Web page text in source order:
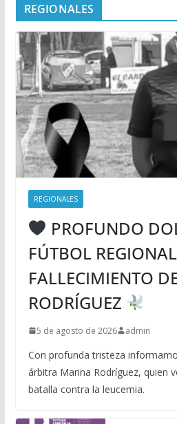
REGIONALES
REGIONALES
PROFUNDO
FÚTBOL
FALLECIMIENTO
RODRÍGUEZ
5 de agosto de 2026 admin
Con profunda tristeza
árbitra Marina Rodríguez, quien
batalla contra la leucemia.